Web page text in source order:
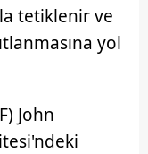
tetiklenir ve
yol
John